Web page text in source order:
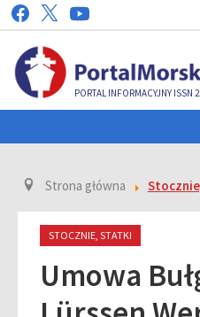
PORTAL INFORMACYJNY ISSN
Strona główna
STOCZNIE, STATKI
Umowa